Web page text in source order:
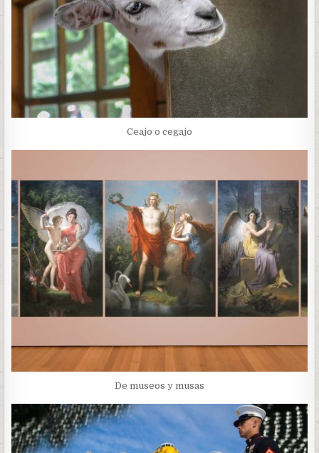
Ceajo o cegajo
De museos y musas